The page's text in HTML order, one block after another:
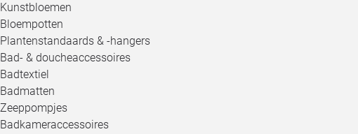
Kunstbloemen
Bloempotten
Plantenstandaards & -hangers
Bad- & doucheaccessoires
Badtextiel
Badmatten
Zeeppompjes
Badkameraccessoires